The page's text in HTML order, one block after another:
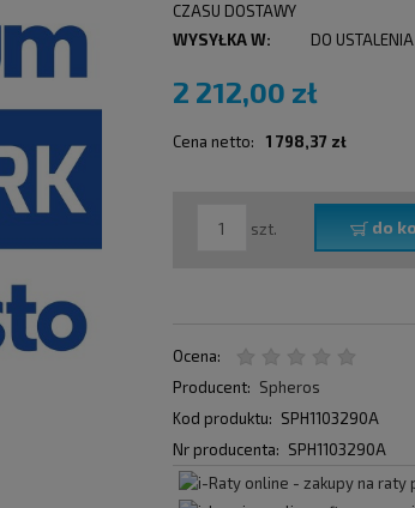
CZASU DOSTAWY
WYSYŁKA W:
DO USTALENIA
2 212,00 zł
Cena netto: 1 798,37 zł
szt. do
Ocena:
Producent: Spheros
Kod produktu: SPH1103290A
Nr producenta: SPH1103290A